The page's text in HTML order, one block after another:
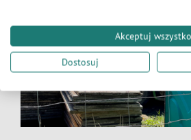
Akceptuj wszystko
Dostosuj